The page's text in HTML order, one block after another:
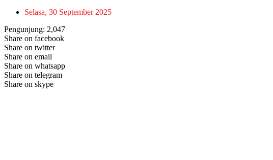
Selasa, 30 September 2025
Pengunjung: 2,047
Share on facebook
Share on twitter
Share on email
Share on whatsapp
Share on telegram
Share on skype